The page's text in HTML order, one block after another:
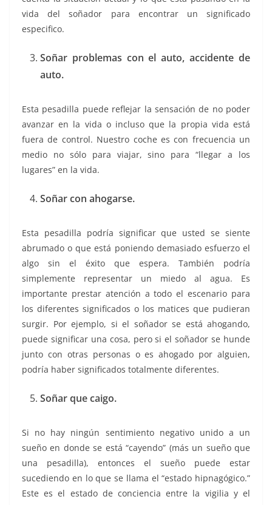
vida del soñador para encontrar un significado
especifico.
Soñar problemas con el auto, accidente de
auto.
Esta pesadilla puede reflejar la sensación de no poder
avanzar en la vida o incluso que la propia vida está
fuera de control. Nuestro coche es con frecuencia un
medio no sólo para viajar, sino para “llegar a los
lugares” en la vida.
Soñar con ahogarse.
Esta pesadilla podría significar que usted se siente
abrumado o que está poniendo demasiado esfuerzo el
algo sin el éxito que espera. También podría
simplemente representar un miedo al agua. Es
importante prestar atención a todo el escenario para
los diferentes significados o los matices que pudieran
surgir. Por ejemplo, si el soñador se está ahogando,
puede significar una cosa, pero si el soñador se hunde
junto con otras personas o es ahogado por alguien,
podría haber significados totalmente diferentes.
Soñar que caigo.
Si no hay ningún sentimiento negativo unido a un
sueño en donde se está “cayendo” (más un sueño que
una pesadilla), entonces el sueño puede estar
sucediendo en lo que se llama el “estado hipnagógico.”
Este es el estado de conciencia entre la vigilia y el